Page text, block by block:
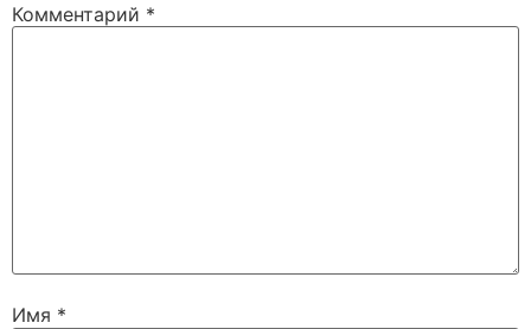
Комментарий *
Имя *